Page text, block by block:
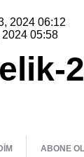
2024 06:12
2024 05:58
ABONE OL